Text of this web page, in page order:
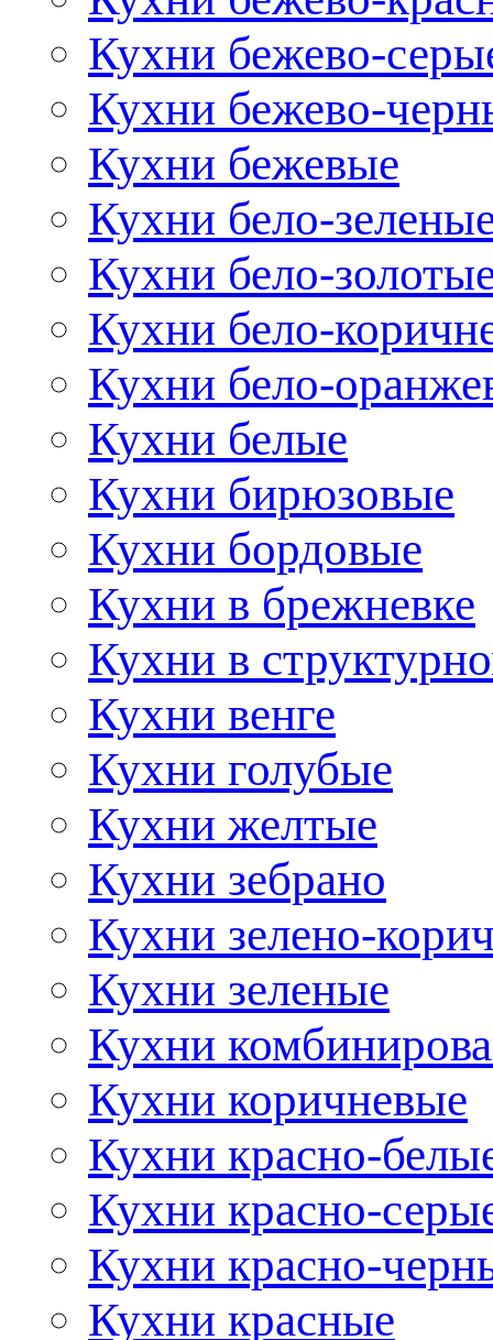
Кухни бежево-
Кухни бежево-
Кухни бежевые
Кухни бело-
Кухни бело-
Кухни бело-
Кухни бело-
Кухни белые
Кухни бирюзовые
Кухни бордовые
Кухни в брежневке
Кухни в
Кухни венге
Кухни голубые
Кухни желтые
Кухни зебрано
Кухни зелено-
Кухни зеленые
Кухни
Кухни коричневые
Кухни красно-
Кухни красно-
Кухни красно-
Кухни красные